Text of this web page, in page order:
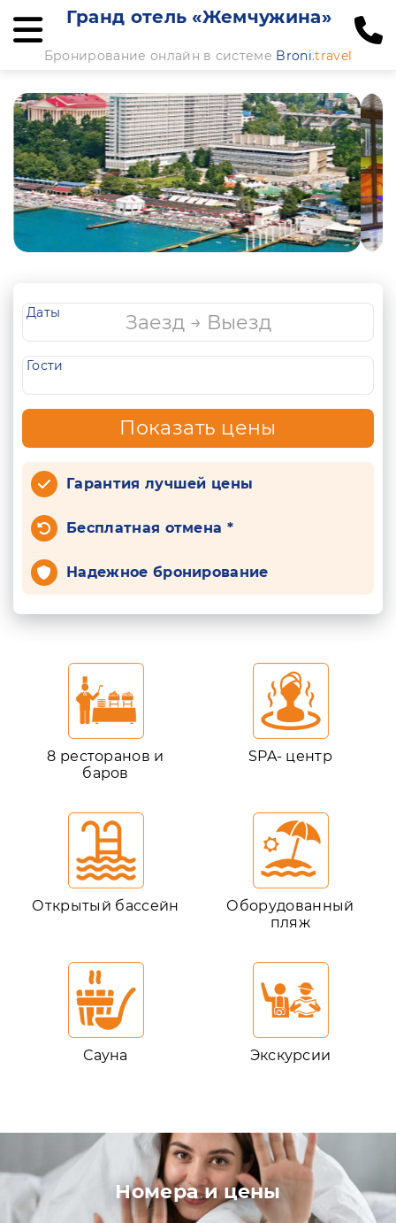
Гранд отель «Жемчужина»
Бронирование онлайн в системе Broni.travel
Даты
Гости
Показать цены
Гарантия лучшей цены
Бесплатная отмена *
Надежное бронирование
8 ресторанов и
баров
SPA- центр
Открытый бассейн
Оборудованный
пляж
Сауна Экскурсии
Номера и цены